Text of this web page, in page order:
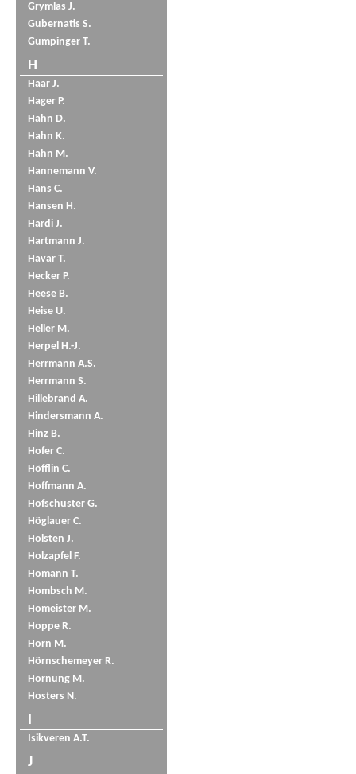
Grymlas J.
Gubernatis S.
Gumpinger T.
H
Haar J.
Hager P.
Hahn D.
Hahn K.
Hahn M.
Hannemann V.
Hans C.
Hansen H.
Hardi J.
Hartmann J.
Havar T.
Hecker P.
Heese B.
Heise U.
Heller M.
Herpel H.-J.
Herrmann A.S.
Herrmann S.
Hillebrand A.
Hindersmann A.
Hinz B.
Hofer C.
Höfflin C.
Hoffmann A.
Hofschuster G.
Höglauer C.
Holsten J.
Holzapfel F.
Homann T.
Hombsch M.
Homeister M.
Hoppe R.
Horn M.
Hörnschemeyer R.
Hornung M.
Hosters N.
I
Isikveren A.T.
J